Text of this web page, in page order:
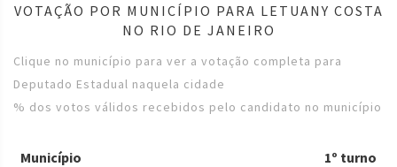
VOTAÇÃO POR MUNICÍPIO PARA LETUANY COSTA
NO RIO DE JANEIRO
Clique no município para ver a votação completa para
Deputado Estadual naquela cidade
% dos votos válidos recebidos pelo candidato no município
Município 1º turno